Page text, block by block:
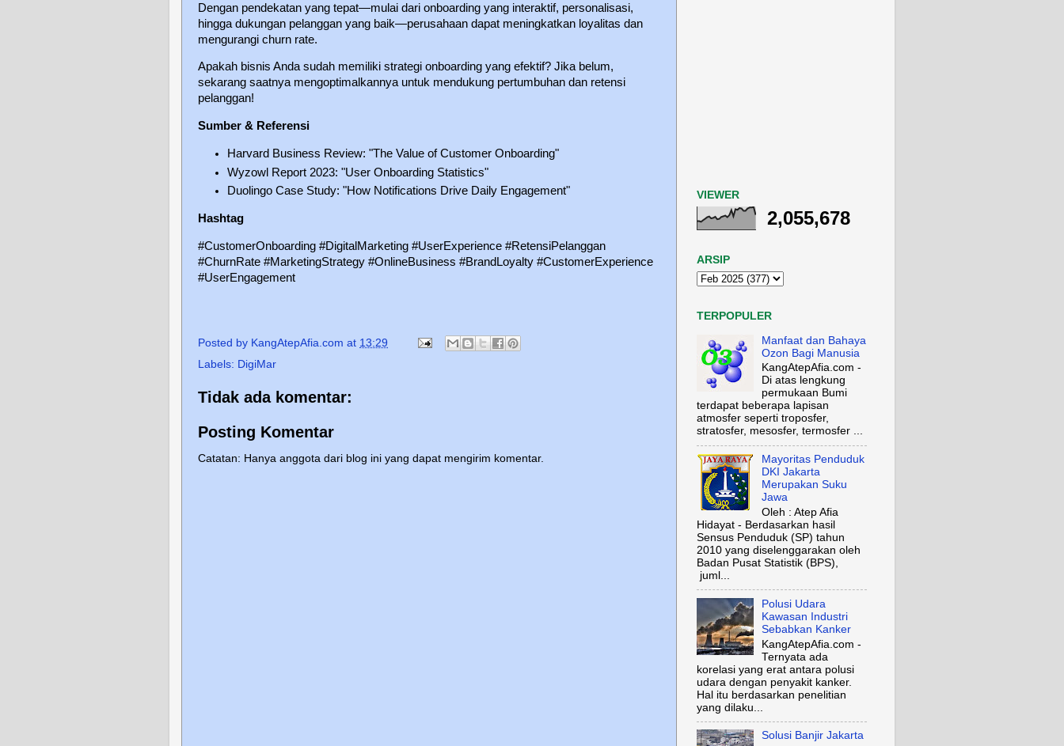
Dengan pendekatan yang tepat—mulai dari onboarding yang interaktif, personalisasi,
hingga dukungan pelanggan yang baik—perusahaan dapat meningkatkan loyalitas dan
mengurangi churn rate.
Apakah bisnis Anda sudah memiliki strategi onboarding yang efektif? Jika belum,
sekarang saatnya mengoptimalkannya untuk mendukung pertumbuhan dan retensi
pelanggan!
Sumber & Referensi
Harvard Business Review: "The Value of Customer Onboarding"
Wyzowl Report 2023: "User Onboarding Statistics"
Duolingo Case Study: "How Notifications Drive Daily Engagement"
Hashtag
#CustomerOnboarding #DigitalMarketing #UserExperience #RetensiPelanggan
#ChurnRate #MarketingStrategy #OnlineBusiness #BrandLoyalty #CustomerExperience
#UserEngagement
Posted by KangAtepAfia.com at 13:29
Labels: DigiMar
Tidak ada komentar:
Posting Komentar
Catatan: Hanya anggota dari blog ini yang dapat mengirim komentar.
VIEWER
2,055,678
ARSIP
TERPOPULER
Manfaat dan Bahaya
Ozon Bagi Manusia
KangAtepAfia.com -
Di atas lengkung
permukaan Bumi
terdapat beberapa lapisan
atmosfer seperti troposfer,
stratosfer, mesosfer, termosfer ...
Mayoritas Penduduk
DKI Jakarta
Merupakan Suku
Jawa
Oleh : Atep Afia
Hidayat - Berdasarkan hasil
Sensus Penduduk (SP) tahun
2010 yang diselenggarakan oleh
Badan Pusat Statistik (BPS),
juml...
Polusi Udara
Kawasan Industri
Sebabkan Kanker
KangAtepAfia.com -
Ternyata ada
korelasi yang erat antara polusi
udara dengan penyakit kanker.
Hal itu berdasarkan penelitian
yang dilaku...
Solusi Banjir Jakarta